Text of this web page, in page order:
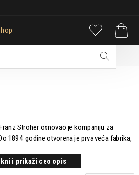
Professionals
Stroher osnovao je kompaniju za
1894. godine otvorena je prva veća fabrika,
i prikaži ceo opis